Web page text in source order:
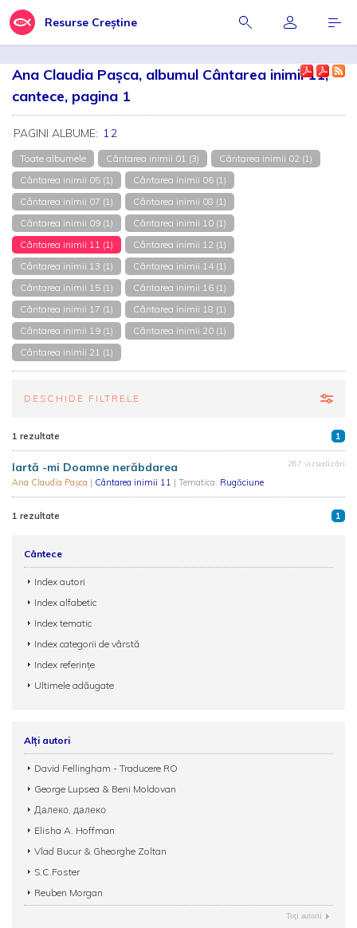
Resurse Creștine
Ana Claudia Pașca, albumul Cântarea inimii 11,
cantece, pagina 1
PAGINI ALBUME: 12
Toate albumele Cântarea inimii 01 (3)
Cântarea inimii 02 (1)
Cântarea inimii 05 (1)
Cântarea inimii 06 (1)
Cântarea inimii 07 (1)
Cântarea inimii 08 (1)
Cântarea inimii 09 (1)
Cântarea inimii 10 (1)
Cântarea inimii 11 (1)
Cântarea inimii 12 (1)
Cântarea inimii 13 (1)
Cântarea inimii 14 (1)
Cântarea inimii 15 (1)
Cântarea inimii 16 (1)
Cântarea inimii 17 (1)
Cântarea inimii 18 (1)
Cântarea inimii 19 (1)
Cântarea inimii 20 (1)
Cântarea inimii 21 (1)
DESCHIDE FILTRELE
1 rezultate 1
Iartă -mi Doamne nerăbdarea
Ana Claudia Pașca | Cântarea inimii 11 | Tematica: Rugăciune
267 vizualizări
1 rezultate 1
Cântece
Index autori
Index alfabetic
Index tematic
Index categorii de vârstă
Index referințe
Ultimele adăugate
Alți autori
David Fellingham - Traducere RO
George Lupsea & Beni Moldovan
Далеко, далеко
Elisha A. Hoffman
Vlad Bucur & Gheorghe Zoltan
S.C.Foster
Reuben Morgan
Toţi autorii